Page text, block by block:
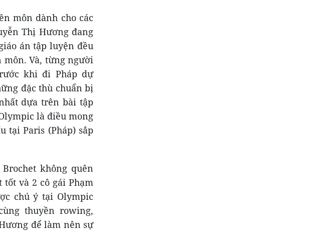
môn dành cho các
Thị Hương đang
án tập luyện đều
môn. Và, từng người
khi đi Pháp dự
đặc thù chuẩn bị
dựa trên bài tập
là điều mong
tại Paris (Pháp) sắp
không quên
và 2 cô gái Phạm
chú ý tại Olympic
thuyền rowing,
để làm nên sự